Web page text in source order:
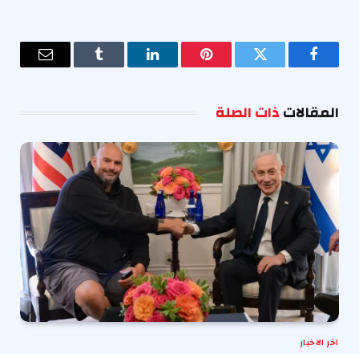
فيسبوك تويتر بينتيريستلينكدإن Tumblr
البريد
المقالاتذات الصلة
اخر الاخبار